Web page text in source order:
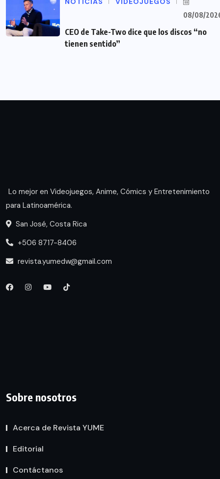
08/08/
CEO de Take-Two dice que los discos “no
tienen sentido”
Lo mejor en Videojuegos, Anime, Cómics y Entretenimiento
para Latinoamérica.
San José, Costa Rica
+506 8717-8406
revista.yumedw@gmail.com
Sobre nosotros
Acerca de Revista YUME
Editorial
Contáctanos